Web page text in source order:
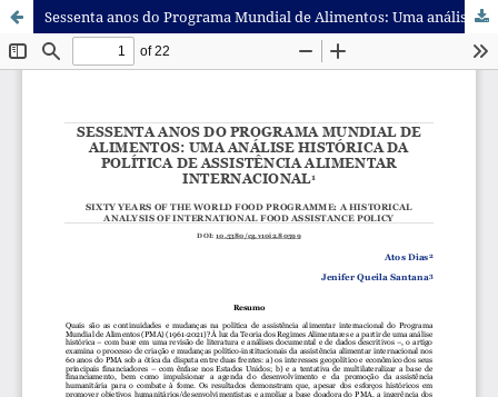
Sessenta anos do Programa Mundial de Alimentos: Uma análise histórica da política de assistência alimentar internacional